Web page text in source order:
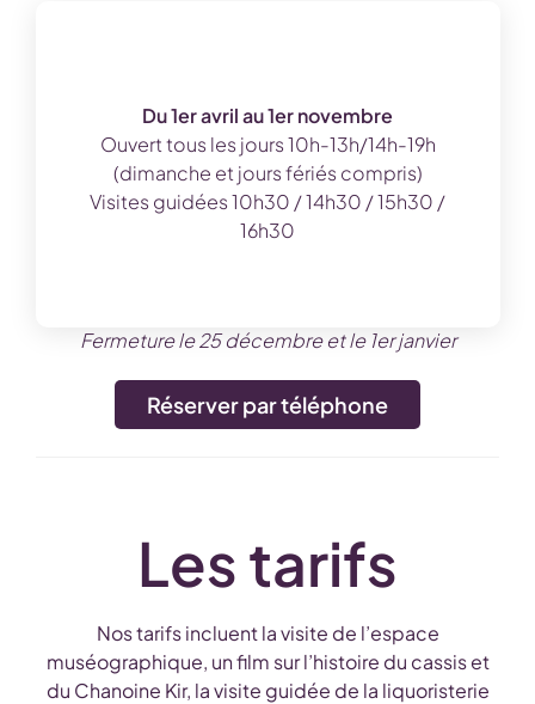
Du 1er avril au 1er novembre
Ouvert tous les jours 10h-13h/14h-19h
(dimanche et jours fériés compris)
Visites guidées 10h30 / 14h30 / 15h30 /
16h30
Fermeture le 25 décembre et le 1er janvier
Réserver par téléphone
Les tarifs
Nos tarifs incluent la visite de l’espace
muséographique, un film sur l’histoire du cassis et
du Chanoine Kir, la visite guidée de la liquoristerie